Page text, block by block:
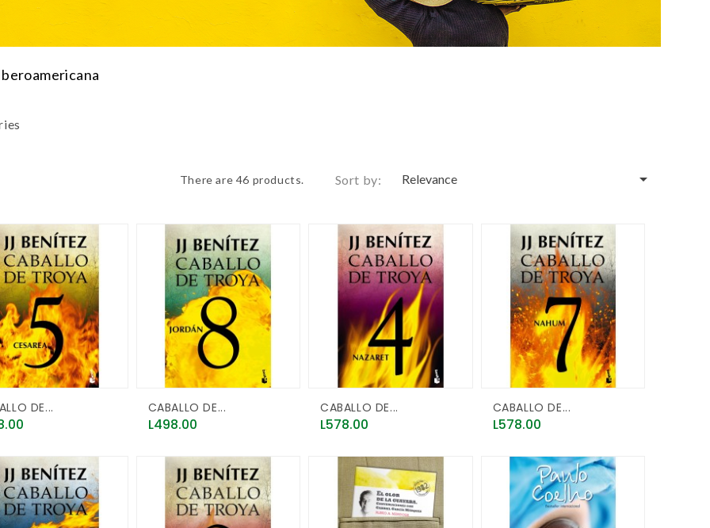
There are 46 products. Sort by: Relevance 
DE... CABALLO DE...
Price
L498.00
CABALLO DE...
Price
L578.00
CABALLO DE...
Price
L578.00